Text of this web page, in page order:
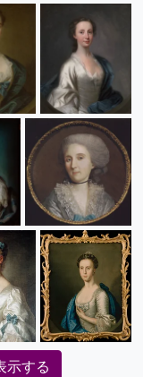
示する